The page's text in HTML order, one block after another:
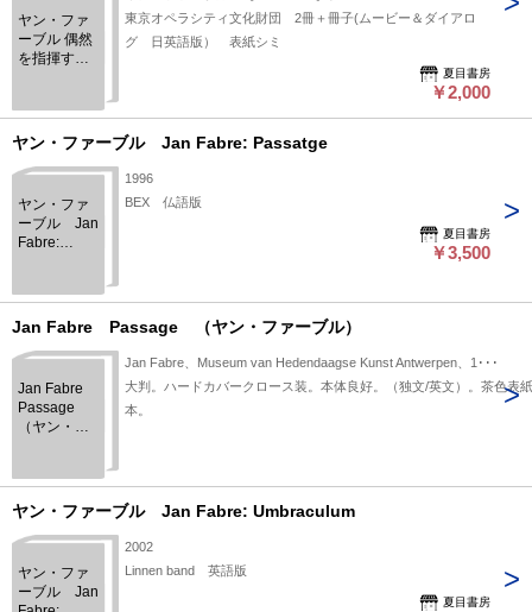
ヤン・ファ
ーブル 偶然
を指揮する
文化財団第
二回シンポ
ジウム［Jan
Fabre,
coincidence］
東京オペラシティ文化財団 2冊＋冊子(ムービー＆ダイアロ
グ 日英語版） 表紙シミ
夏目書房
￥2,000
ヤン・ファーブル Jan Fabre: Passatge
ヤン・ファ
ーブル Jan
Fabre:
1996
BEX 仏語版
夏目書房
￥3,500
Jan Fabre Passage （ヤン・ファーブル）
Jan Fabre
Passage
（ヤン・フ
Jan Fabre、Museum van Hedendaagse Kunst Antwerpen、1･･･
大判。ハードカバークロース装。本体良好。（独文/英文）。茶色表
ヤン・ファーブル Jan Fabre: Umbraculum
ヤン・ファ
ーブル Jan
2002
Linnen band 英語版
夏目書房